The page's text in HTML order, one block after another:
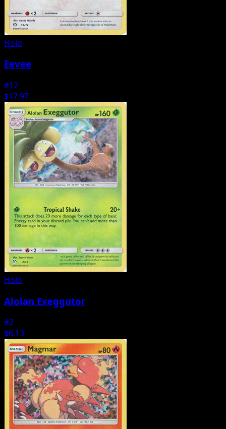
Holo
Eevee
#12
$17.97
Holo
Alolan Exeggutor
#2
$6.13